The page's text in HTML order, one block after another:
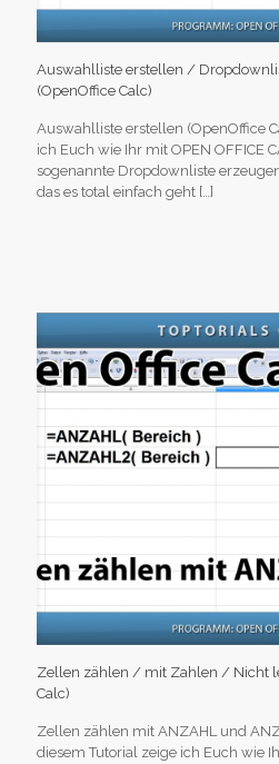
Auswahlliste erstellen /
(OpenOffice Calc)
Auswahlliste erstellen (OpenOffice
ich Euch wie Ihr mit OPEN OFFICE
sogenannte Dropdownliste
das es total einfach geht […]
Zellen zählen / mit Zahlen / Nicht
Calc)
Zellen zählen mit ANZAHL und
diesem Tutorial zeige ich Euch wie